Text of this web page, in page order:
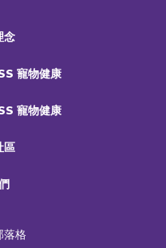
念
寵物健康
寵物健康
區
落格